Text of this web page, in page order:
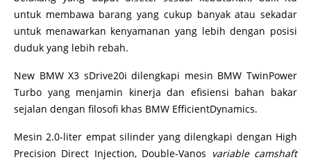
untuk membawa barang yang cukup banyak atau sekadar
untuk menawarkan kenyamanan yang lebih dengan posisi
duduk yang lebih rebah.
New BMW X3 sDrive20i dilengkapi mesin BMW TwinPower
Turbo yang menjamin kinerja dan efisiensi bahan bakar
sejalan dengan filosofi khas BMW EfficientDynamics.
Mesin 2.0-liter empat silinder yang dilengkapi dengan High
Precision Direct Injection, Double-Vanos variable camshaft